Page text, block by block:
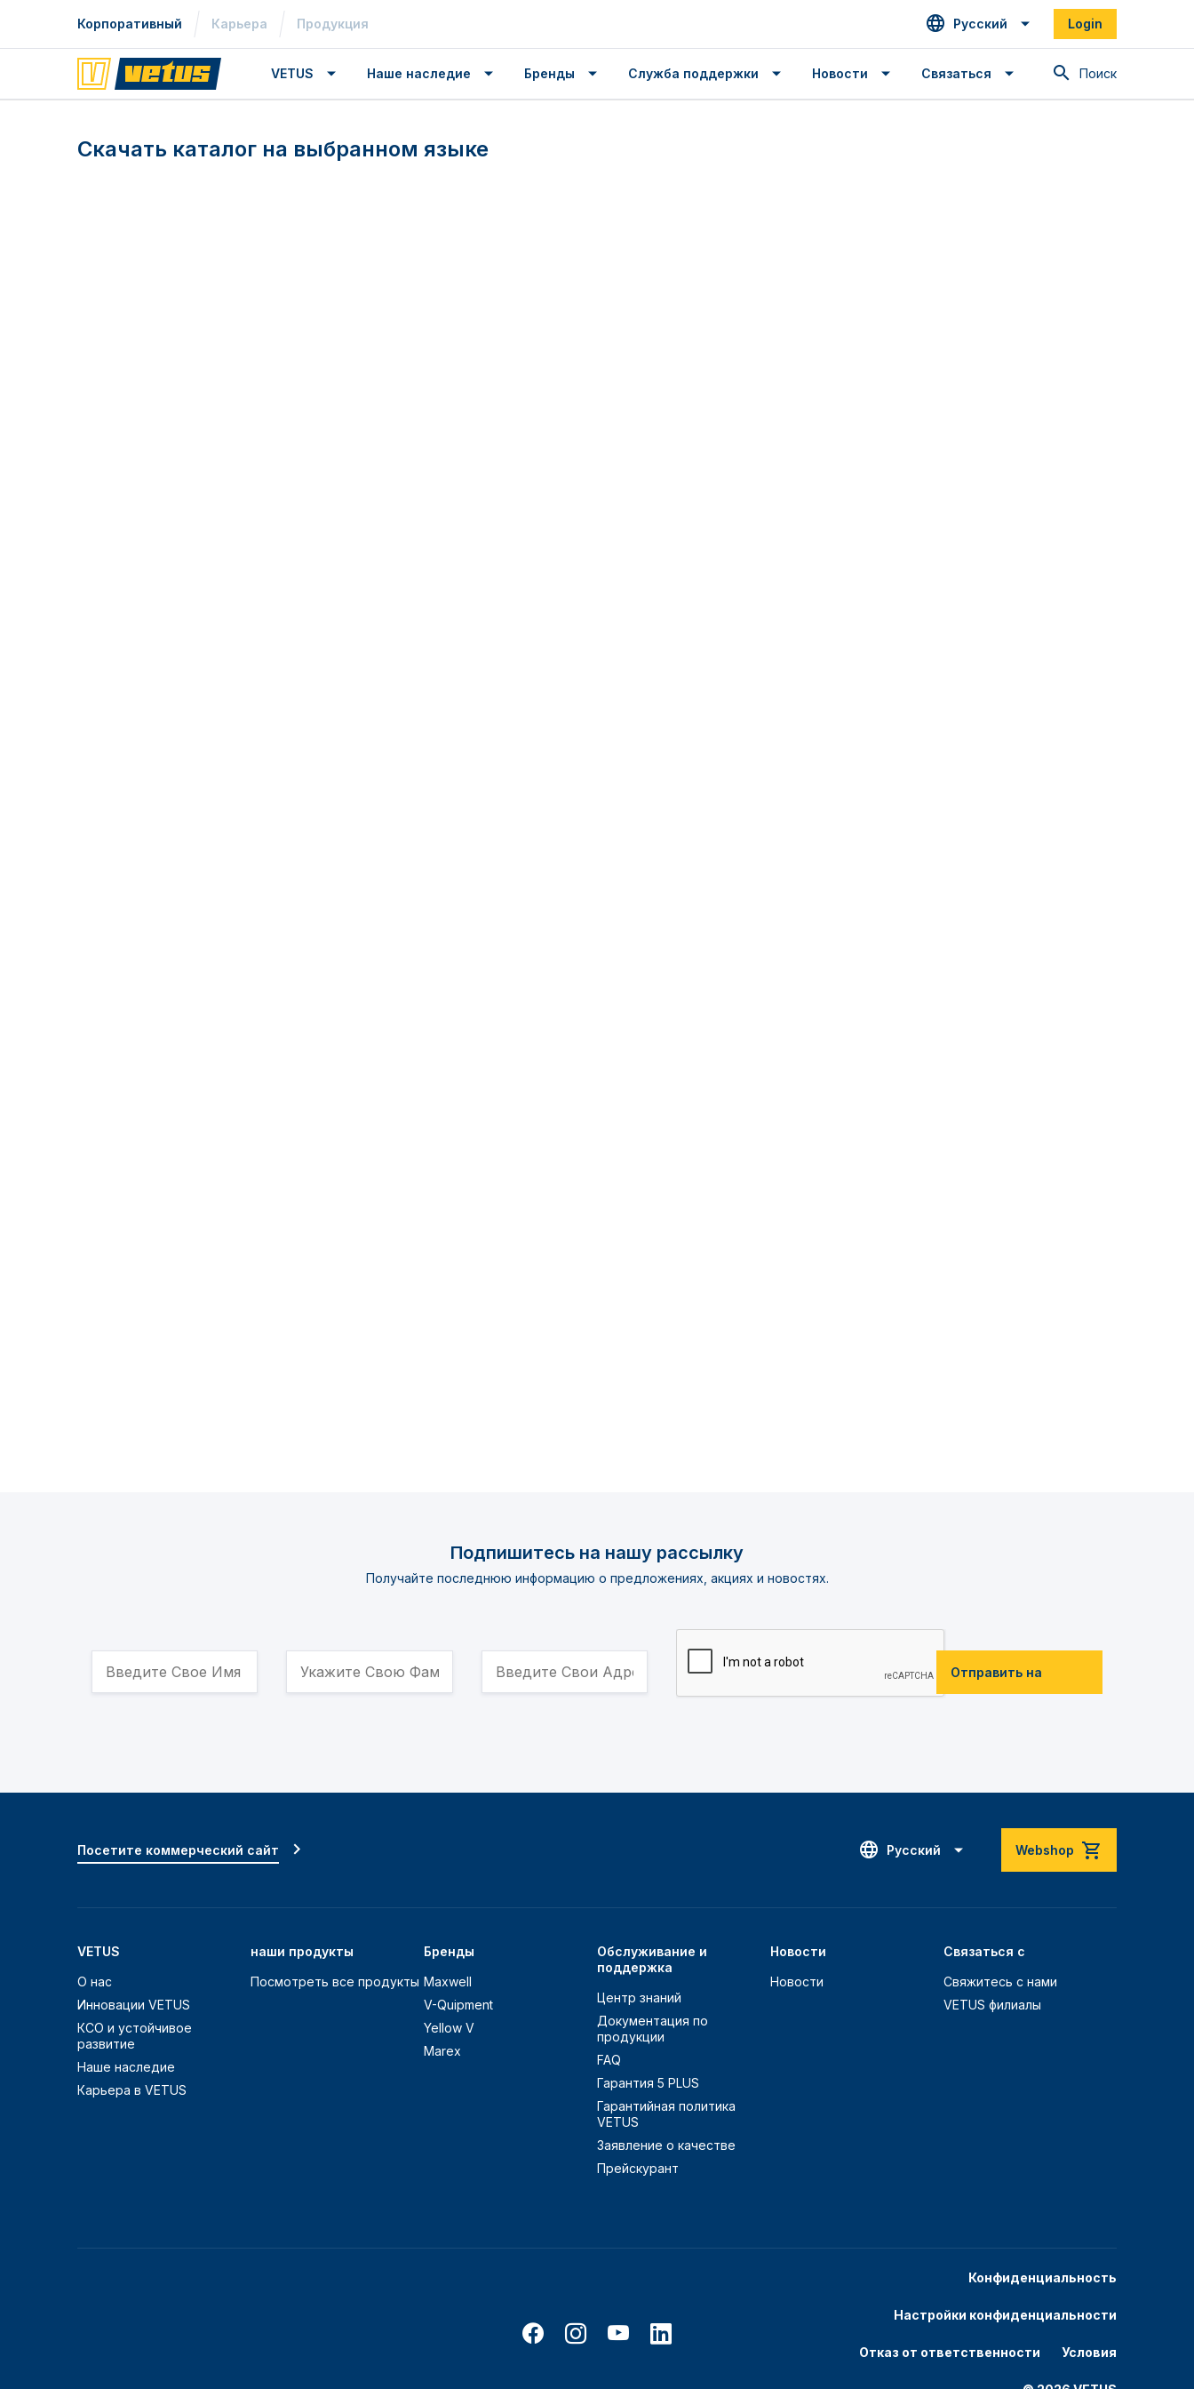
Корпоративный Карьера Продукция Русский Login
Поиск
VETUS Наше наследие Бренды Служба поддержки Новости Связаться
Скачать каталог на выбранном языке
Подпишитесь на нашу рассылку
Получайте последнюю информацию о предложениях, акциях и новостях.
Отправить на
Русский Webshop
VETUS
О нас
Инновации VETUS
КСО и устойчивое
развитие
Наше наследие
Карьера в VETUS
наши продукты
Посмотреть все продукты
Бренды
Maxwell
V-Quipment
Yellow V
Marex
Обслуживание и
поддержка
Центр знаний
Документация по
продукции
FAQ
Гарантия 5 PLUS
Гарантийная политика
VETUS
Заявление о качестве
Прейскурант
Новости
Новости
Связаться с
Свяжитесь с нами
VETUS филиалы
Посетите коммерческий сайт
Конфиденциальность
Настройки конфиденциальности
Отказ от ответственности Условия